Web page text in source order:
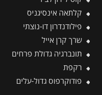
קלתאה אינסיגניס
פילודנדרון דו-נוצתי
שרך קרן אייל
תונברגיה גדולת פרחים
רקפת
פודוקרפוס גדול-עלים